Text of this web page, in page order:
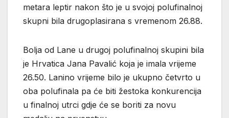
metara leptir nakon što je u svojoj polufinalnoj
skupni bila drugoplasirana s vremenom 26.88.
Bolja od Lane u drugoj polufinalnoj skupini bila
je Hrvatica Jana Pavalić koja je imala vrijeme
26.50. Lanino vrijeme bilo je ukupno četvrto u
oba polufinala pa će biti žestoka konkurencija
u finalnoj utrci gdje će se boriti za novu